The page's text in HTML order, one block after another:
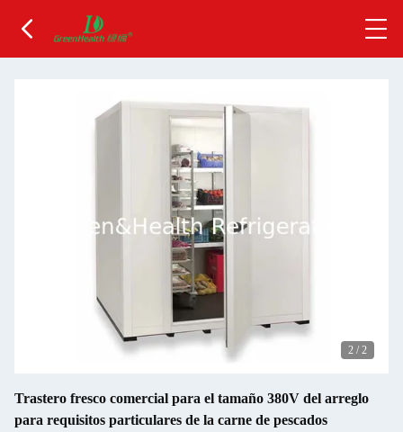
2 / 2
Trastero fresco comercial para el tamaño 380V del arreglo
para requisitos particulares de la carne de pescados